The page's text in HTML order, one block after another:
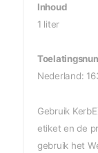
Inhoud
1 liter
Nederland:
Gebruik
etiket en de
gebruik het